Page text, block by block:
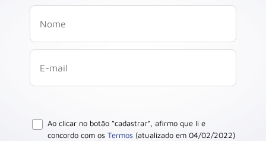
Ao clicar no botão “cadastrar”, afirmo que li e
concordo com os Termos (atualizado em 04/02/2022)